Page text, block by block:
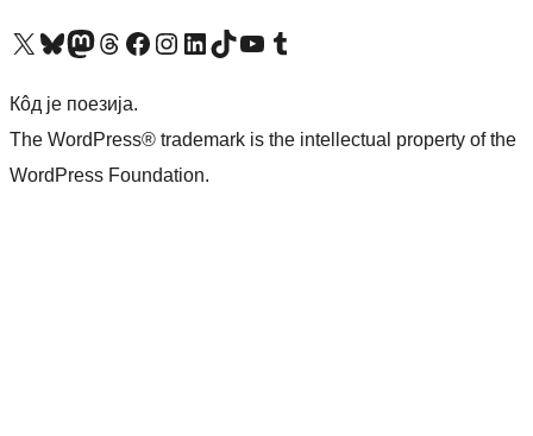
Visit our X (formerly Twitter) account
Посетите наш Bluesky налог
Visit our Mastodon account
Посетите наш налог на Threads-у Visit our Facebook pageПосетите наш Инстаграм налог
Visit our LinkedIn account
Посетите наш TikTok налог
Visit our YouTube channel
Посетите наш Tumblr налог
Кôд је поезија.
The WordPress® trademark is the intellectual property of the
WordPress Foundation.